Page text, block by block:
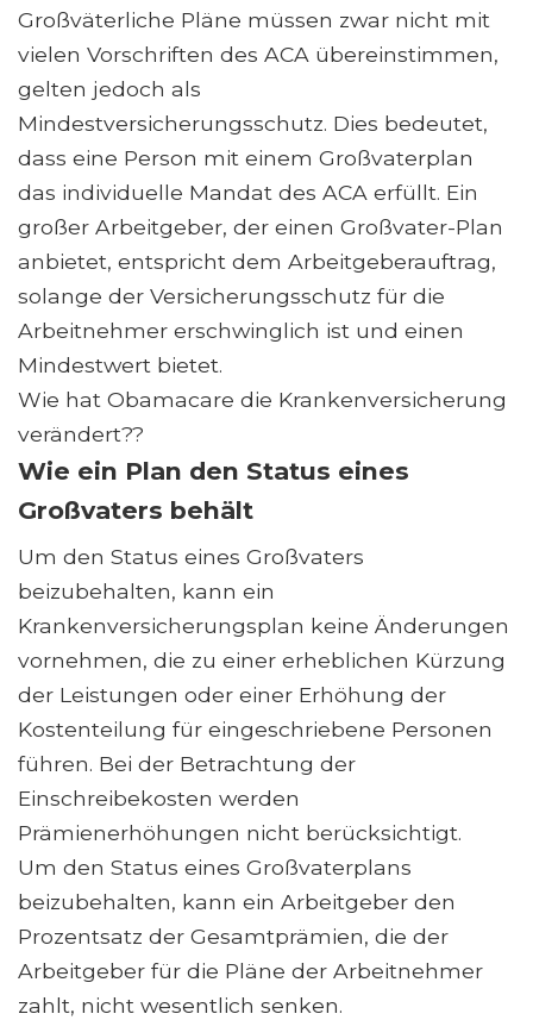
Großväterliche Pläne müssen zwar nicht mit
vielen Vorschriften des ACA übereinstimmen,
gelten jedoch als
Mindestversicherungsschutz. Dies bedeutet,
dass eine Person mit einem Großvaterplan
das individuelle Mandat des ACA erfüllt. Ein
großer Arbeitgeber, der einen Großvater-Plan
anbietet, entspricht dem Arbeitgeberauftrag,
solange der Versicherungsschutz für die
Arbeitnehmer erschwinglich ist und einen
Mindestwert bietet.
Wie hat Obamacare die Krankenversicherung
verändert??
Wie ein Plan den Status eines
Großvaters behält
Um den Status eines Großvaters
beizubehalten, kann ein
Krankenversicherungsplan keine Änderungen
vornehmen, die zu einer erheblichen Kürzung
der Leistungen oder einer Erhöhung der
Kostenteilung für eingeschriebene Personen
führen. Bei der Betrachtung der
Einschreibekosten werden
Prämienerhöhungen nicht berücksichtigt.
Um den Status eines Großvaterplans
beizubehalten, kann ein Arbeitgeber den
Prozentsatz der Gesamtprämien, die der
Arbeitgeber für die Pläne der Arbeitnehmer
zahlt, nicht wesentlich senken.